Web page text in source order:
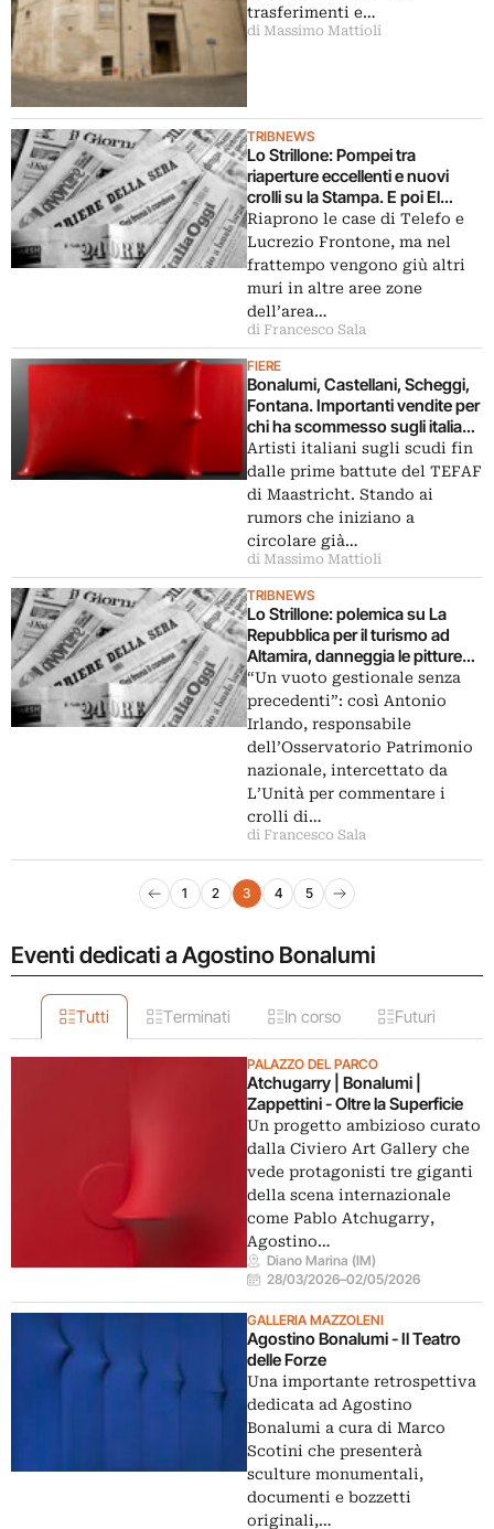
trasferimenti e…
di Massimo Mattioli
TRIBNEWS
Lo Strillone: Pompei tra
riaperture eccellenti e nuovi
crolli su la Stampa. E poi El
Lissitzky al MART nella
recensione di Barilli, codici on-
line per la Biblioteca Vaticana,
all’Armory Show grandi vendite
per Bonalumi…
Riaprono le case di Telefo e
Lucrezio Frontone, ma nel
frattempo vengono giù altri
muri in altre aree zone
dell’area…
di Francesco Sala
FIERE
Bonalumi, Castellani, Scheggi,
Fontana. Importanti vendite per
chi ha scommesso sugli italiani
nella prima giornata della fiera
TEFAF Maastricht
Artisti italiani sugli scudi fin
dalle prime battute del TEFAF
di Maastricht. Stando ai
rumors che iniziano a
circolare già…
di Massimo Mattioli
TRIBNEWS
Lo Strillone: polemica su La
Repubblica per il turismo ad
Altamira, danneggia le pitture
rupestri. E poi le reazioni ai
nuovi crolli a Pompei, Bonalumi
in mostra a Catanzaro, pittura
vittoriana al Chiostro del
Bramante…
“Un vuoto gestionale senza
precedenti”: così Antonio
Irlando, responsabile
dell’Osservatorio Patrimonio
nazionale, intercettato da
L’Unità per commentare i
crolli di…
di Francesco Sala
Navigazione articoli
Pagina precedente
1 2 3 4 5
Pagina successiva
Eventi dedicati a Agostino Bonalumi
Tutti Terminati In corso Futuri
PALAZZO DEL PARCO
Atchugarry | Bonalumi |
Zappettini - Oltre la Superficie
Un progetto ambizioso curato
dalla Civiero Art Gallery che
vede protagonisti tre giganti
della scena internazionale
come Pablo Atchugarry,
Agostino…
Diano Marina (IM)
28/03/2026–02/05/2026
GALLERIA MAZZOLENI
Agostino Bonalumi - Il Teatro
delle Forze
Una importante retrospettiva
dedicata ad Agostino
Bonalumi a cura di Marco
Scotini che presenterà
sculture monumentali,
documenti e bozzetti
originali,…